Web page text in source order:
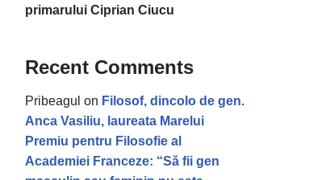
primarului Ciprian Ciucu
Recent Comments
Pribeagul on Filosof, dincolo de gen.
Anca Vasiliu, laureata Marelui
Premiu pentru Filosofie al
Academiei Franceze: “Să fii gen